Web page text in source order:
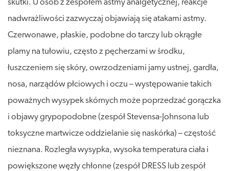
skutki. U osób z zespołem astmy analgetycznej, reakcje
nadwrażliwości zazwyczaj objawiają się atakami astmy.
Czerwonawe, płaskie, podobne do tarczy lub okrągłe
plamy na tułowiu, często z pęcherzami w środku,
łuszczeniem się skóry, owrzodzeniami jamy ustnej, gardła,
nosa, narządów płciowych i oczu – występowanie takich
poważnych wysypek skórnych może poprzedzać gorączka
i objawy grypopodobne (zespół Stevensa-Johnsona lub
toksyczne martwicze oddzielanie się naskórka) – częstość
nieznana. Rozległa wysypka, wysoka temperatura ciała i
powiększone węzły chłonne (zespół DRESS lub zespół